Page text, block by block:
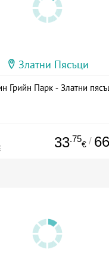
Златни Пясъци
Грийн Парк - Златни
33.75
€ / 66